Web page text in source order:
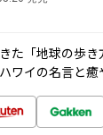
た「地球の歩
ワイの名言と癒